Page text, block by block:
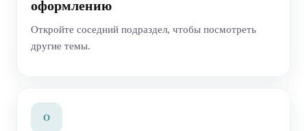
оформлению
Откройте соседний подраздел, чтобы посмотреть
другие темы.
О